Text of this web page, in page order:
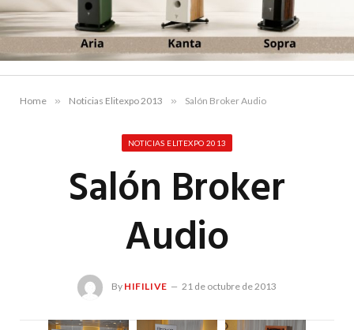
Home » Noticias Elitexpo 2013 » Salón Broker Audio
NOTICIAS ELITEXPO 2013
Salón Broker
Audio
By HIFILIVE 21 de octubre de 2013